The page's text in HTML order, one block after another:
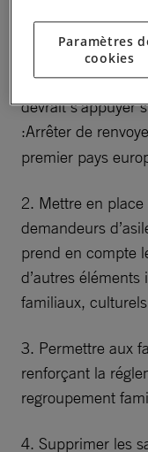
promouvoir, lors
un mécanisme
accueillir des
devrait s’appuyer
:Arrêter de
premier pays
2. Mettre en
demandeurs
prend en compte
d’autres
familiaux,
3. Permettre aux
renforçant la
regroupement
4. Supprimer les
Paramètres
cookies